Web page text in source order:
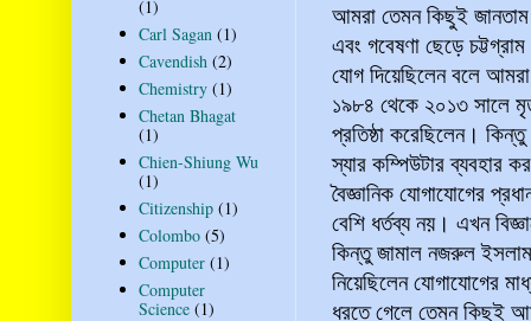
আমরা তেমন কিছুই জানতাম
এবং গবেষণা ছেড়ে
যোগ দিয়েছিলেন বলে
১৯৮৪ থেকে ২০১৩ সালে
প্রতিষ্ঠা করেছিলেন।
স্যার কম্পিউটার ব্যবহার
বৈজ্ঞানিক যোগাযোগের
বেশি ধর্তব্য নয়। এখন
কিন্তু জামাল নজরুল ইসলাম
নিয়েছিলেন যোগাযোগের
ধরতে গেলে তেমন কিছুই
(1)
Carl Sagan (1)
Cavendish (2)
Chemistry (1)
Chetan Bhagat
(1)
Chien-Shiung Wu
(1)
Citizenship (1)
Colombo (5)
Computer (1)
Computer
Science (1)